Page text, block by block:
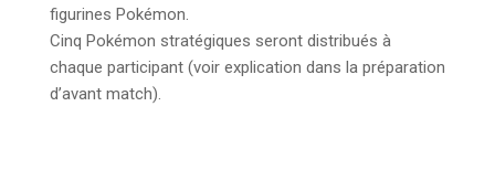
figurines Pokémon.
Cinq Pokémon stratégiques seront distribués à
chaque participant (voir explication dans la préparation
d’avant match).